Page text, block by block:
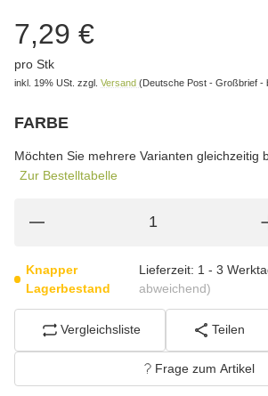
7,29 €
pro Stk
inkl. 19% USt. zzgl. Versand (Deutsche Post - Großbrief -
FARBE
Möchten Sie mehrere Varianten gleichzeitig
Zur Bestelltabelle
Knapper
Lagerbestand
Lieferzeit: 1 - 3
abweichend)
Vergleichsliste Teilen
Frage zum Artikel